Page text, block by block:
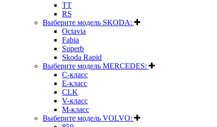
TT
RS
Выберите модель SKODA:
Octavia
Fabia
Superb
Skoda Rapid
Выберите модель MERCEDES:
C-класс
E-класс
CLK
V-класс
M-класс
Выберите модель VOLVO: